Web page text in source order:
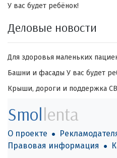
У вас будет ребёнок!
Деловые новости
Для здоровья маленьких
Башни и фасады У вас будет
Крыши, дороги и поддержка
Smollenta
О проекте
Правовая информация